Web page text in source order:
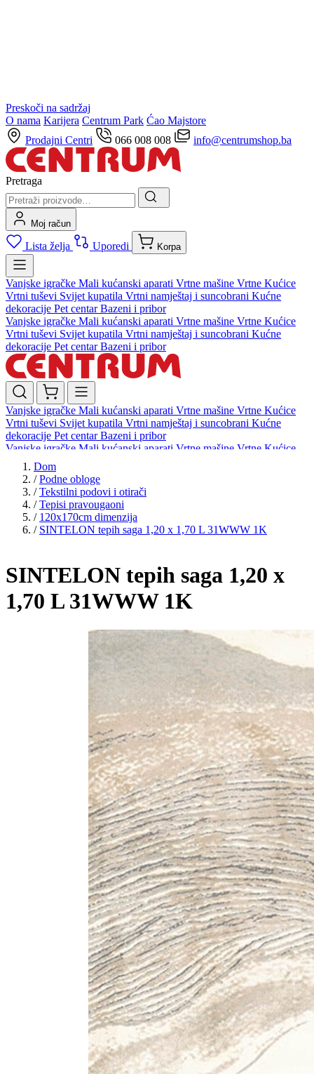
Preskoči na sadržaj
O nama Karijera Centrum Park Ćao Majstore
Prodajni Centri
066 008 008 info@centrumshop.ba
Pretraga
Moj račun
Lista želja Uporedi Korpa
Vanjske igračke Mali kućanski aparati Vrtne mašine Vrtne Kućice
Vrtni tuševi Svijet kupatila Vrtni namještaj i suncobrani Kućne
dekoracije Pet centarBazeni i pribor
Vanjske igračke Mali kućanski aparati Vrtne mašine Vrtne Kućice
Vrtni tuševi Svijet kupatila Vrtni namještaj i suncobrani Kućne
dekoracije Pet centarBazeni i pribor
Vanjske igračke Mali kućanski aparati Vrtne mašine Vrtne Kućice
Vrtni tuševi Svijet kupatila Vrtni namještaj i suncobrani Kućne
dekoracije Pet centarBazeni i pribor
Vanjske igračke Mali kućanski aparati Vrtne mašine Vrtne Kućice
Vrtni tuševi
dekoracijePet centar
Dom
/ Podne obloge
/ Tekstilni podovi i otirači
/ Tepisi pravougaoni
/ 120x170cm dimenzija
/ SINTELON tepih saga 1,20 x 1,70 L 31WWW 1K
SINTELON tepih saga 1,20 x
1,70 L 31WWW 1K